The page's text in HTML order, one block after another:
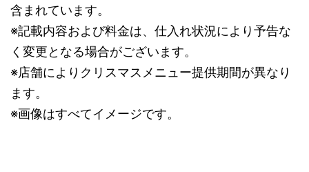
含まれています。
※記載内容および料金は、仕入れ状況により予告な
く変更となる場合がございます。
※店舗によりクリスマスメニュー提供期間が異なり
ます。
※画像はすべてイメージです。